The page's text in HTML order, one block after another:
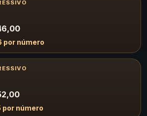
por número
por número